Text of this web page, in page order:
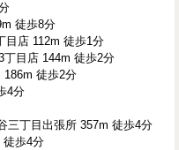
徒歩8分
目店 112m 徒歩1分
丁目店 144m 徒歩2分
186m 徒歩2分
4分
三丁目出張所 357m 徒歩4分
徒歩4分